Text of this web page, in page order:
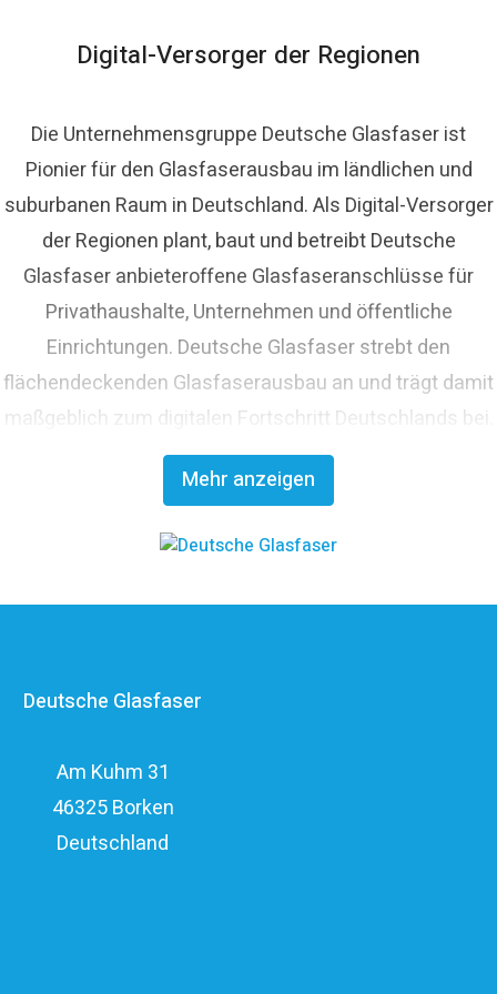
Digital-Versorger der Regionen
Mehr anzeigen
Die Unternehmensgruppe Deutsche Glasfaser ist
Pionier für den Glasfaserausbau im ländlichen und
suburbanen Raum in Deutschland. Als Digital-Versorger
der Regionen plant, baut und betreibt Deutsche
Glasfaser anbieteroffene Glasfaseranschlüsse für
Privathaushalte, Unternehmen und öffentliche
Einrichtungen. Deutsche Glasfaser strebt den
flächendeckenden Glasfaserausbau an und trägt damit
maßgeblich zum digitalen Fortschritt Deutschlands bei.
Mit innovativen Planungs- und Bauverfahren ist
Deutsche Glasfaser Spezialist für einen schnellen und
kosteneffizienten FTTH-Ausbau. Die
Unternehmensgruppe zählt zu den finanzstärksten
Anbietern im deutschen Markt und verfügt mit den
elf Milliarden Euro.
Deutsche Glasfaser
Am Kuhm 31
46325 Borken
Deutschland